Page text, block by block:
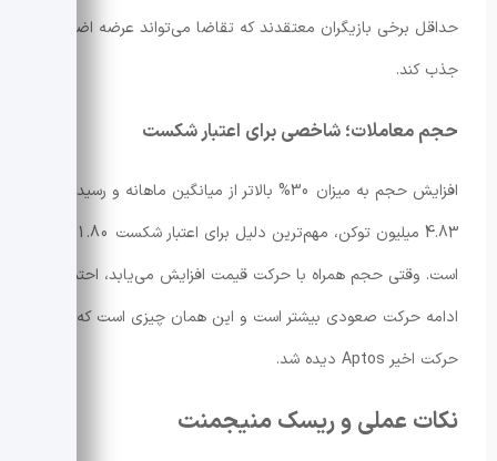
حداقل برخی بازیگران معتقدند که تقاضا می‌تواند عرضه اضافی را
جذب کند.
حجم معاملات؛ شاخصی برای اعتبار شکست
افزایش حجم به میزان 30% بالاتر از میانگین ماهانه و رسیدن به
است. وقتی حجم همراه با حرکت قیمت افزایش می‌یابد، احتمال
ادامه حرکت صعودی بیشتر است و این همان چیزی است که در
حرکت اخیر Aptos دیده شد.
نکات عملی و ریسک منیجمنت